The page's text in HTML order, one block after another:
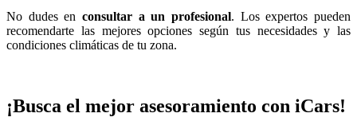
No dudes en consultar a un profesional. Los expertos pueden
recomendarte las mejores opciones según tus necesidades y las
condiciones climáticas de tu zona.
¡Busca el mejor asesoramiento con iCars!